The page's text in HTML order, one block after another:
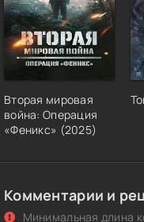
Вторая мировая
война: Операция
«Феникс» (2025)
Комментарии и
Минимальная длина